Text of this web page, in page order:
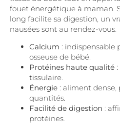
fouet énergétique à maman.
long facilite sa digestion, un
nausées sont au rendez-vous.
Calcium : indispensable
osseuse de bébé.
Protéines haute qualité
tissulaire.
Énergie : aliment
quantités.
Facilité de digestion :
protéines.